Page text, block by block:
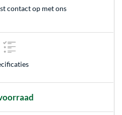
contact op met ons